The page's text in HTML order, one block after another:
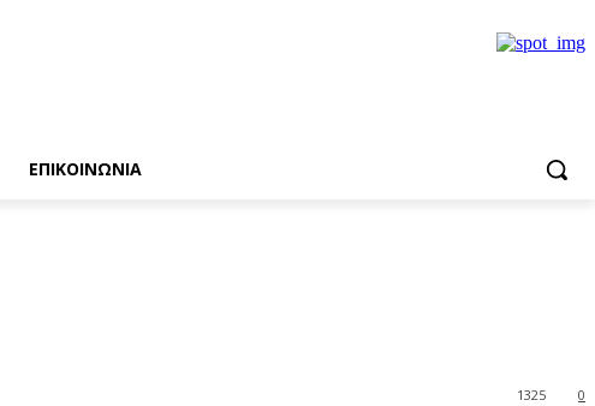
ΕΠΙΚΟΙΝΩΝΙΑ
0
1325